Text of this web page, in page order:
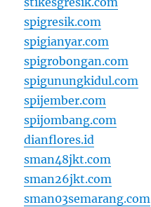
spigresik.com
spigianyar.com
spigrobongan.com
spigunungkidul.com
spijember.com
spijombang.com
dianflores.id
sman48jkt.com
sman26jkt.com
sman03semarang.com